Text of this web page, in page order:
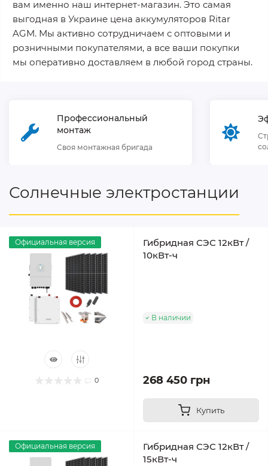
вам именно наш интернет-магазин. Это самая
выгодная в Украине цена аккумуляторов Ritar
AGM. Мы активно сотрудничаем с оптовыми и
розничными покупателями, а все ваши покупки
мы оперативно доставляем в любой город страны.
Профессиональный
монтаж
Своя монтажная бригада
Солнечные электростанции
Официальная версия
0
Гибридная СЭС 12кВт /
10кВт-ч
В наличии
268 450 грн
Купить
Официальная версия
Гибридная СЭС 12кВт /
15кВт-ч